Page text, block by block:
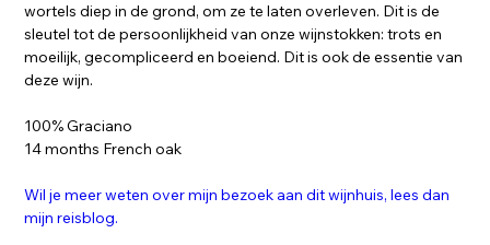
wortels diep in de grond, om ze te laten overleven. Dit is de
sleutel tot de persoonlijkheid van onze wijnstokken: trots en
moeilijk, gecompliceerd en boeiend. Dit is ook de essentie van
deze wijn.
100% Graciano
14 months French oak
Wil je meer weten over mijn bezoek aan dit wijnhuis, lees dan
mijn reisblog.